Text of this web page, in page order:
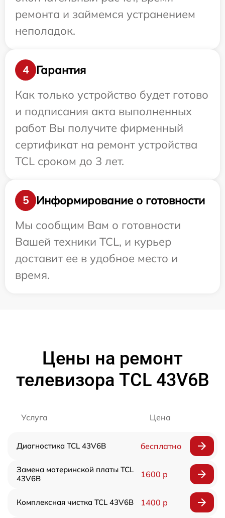
ремонта и займемся устранением
неполадок.
4
Гарантия
Как только устройство будет готово
и подписания акта выполненных
работ Вы получите фирменный
сертификат на ремонт устройства
TCL сроком до 3 лет.
5
Информирование о готовности
Мы сообщим Вам о готовности
Вашей техники TCL, и курьер
доставит ее в удобное место и
время.
Цены на ремонт
телевизора TCL 43V6B
Услуга Цена
Диагностика TCL 43V6B бесплатно
Замена материнской платы TCL
43V6B
1600 р
Комплексная чистка TCL 43V6B 1400 р